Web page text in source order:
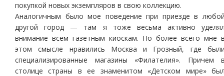
покупкой новых экземпляров в свою коллекцию.
Аналогичным было мое поведение при приезде в
другой город — там я тоже весьма активно
внимание всем газетным киоскам. Но более всего мне
этом смысле нравились Москва и Грозный, где
специализированные магазины «Филателия». Причем
столице страны в ее знаменитом «Детском мире»